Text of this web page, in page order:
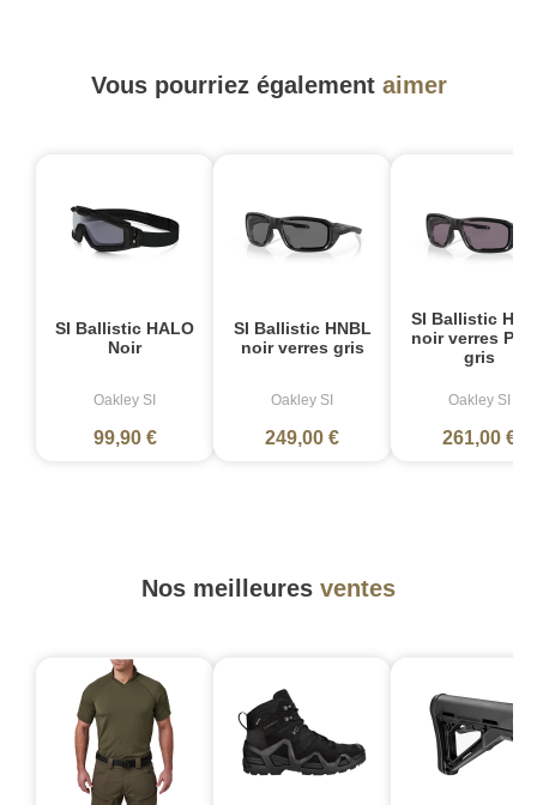
Vous pourriez également aimer
SI Ballistic HALO
Noir
Oakley SI
99,90 €
SI Ballistic HNBL
noir verres gris
Oakley SI
249,00 €
SI Ballistic
noir verres
gris
Oakley SI
261,00 €
Nos meilleures ventes